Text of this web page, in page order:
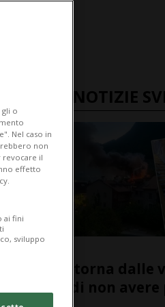
ULTIME NOTIZIE
VAUD
Famiglia torna dalle
e scopre di non
o
Nel caso in
non
revocare il
effetto
ai fini
sviluppo